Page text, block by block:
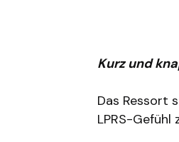
Kurz und
Das Ressort
LPRS-Gefühl